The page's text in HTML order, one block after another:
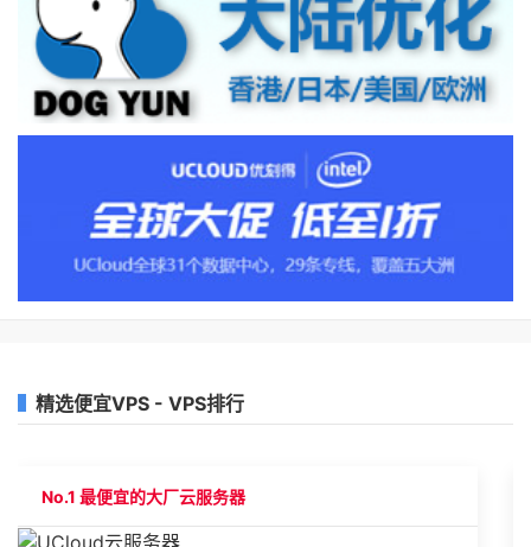
精选便宜VPS - VPS排行
No.1 最便宜的大厂云服务器